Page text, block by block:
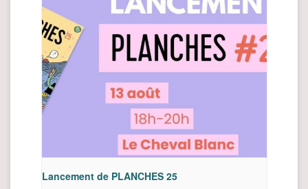
Lancement de PLANCHES 25